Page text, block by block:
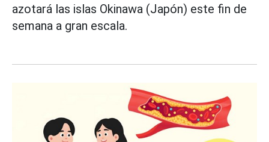
azotará las islas Okinawa (Japón) este fin de
semana a gran escala.